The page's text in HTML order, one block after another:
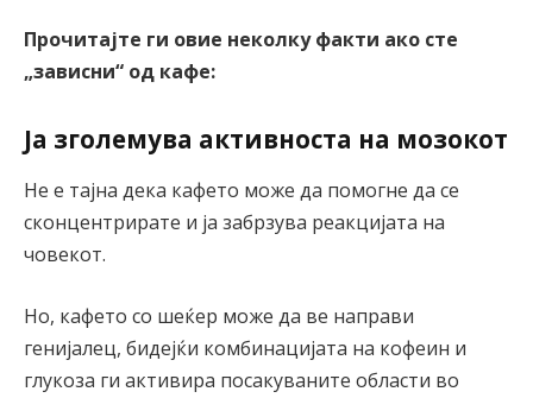
Прочитајте ги овие неколку факти ако сте
„зависни“ од кафе:
Ја зголемува активноста на мозокот
Не е тајна дека кафето може да помогне да се
сконцентрирате и ја забрзува реакцијата на
човекот.
Но, кафето со шеќер може да ве направи
генијалец, бидејќи комбинацијата на кофеин и
глукоза ги активира посакуваните области во